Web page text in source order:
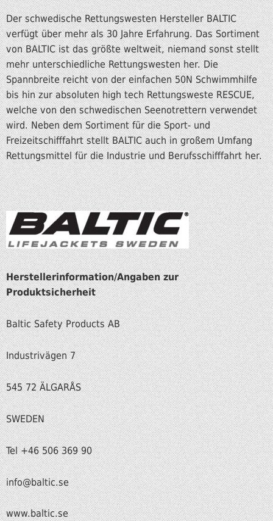
Der schwedische Rettungswesten Hersteller BALTIC
verfügt über mehr als 30 Jahre Erfahrung. Das Sortiment
von BALTIC ist das größte weltweit, niemand sonst stellt
mehr unterschiedliche Rettungswesten her. Die
Spannbreite reicht von der einfachen 50N Schwimmhilfe
bis hin zur absoluten high tech Rettungsweste RESCUE,
welche von den schwedischen Seenotrettern verwendet
wird. Neben dem Sortiment für die Sport- und
Freizeitschifffahrt stellt BALTIC auch in großem Umfang
Rettungsmittel für die Industrie und Berufsschifffahrt her.
Herstellerinformation/Angaben zur
Produktsicherheit
Baltic Safety Products AB
Industrivägen 7
545 72 ÄLGARÅS
SWEDEN
Tel +46 506 369 90
info@baltic.se
www.baltic.se